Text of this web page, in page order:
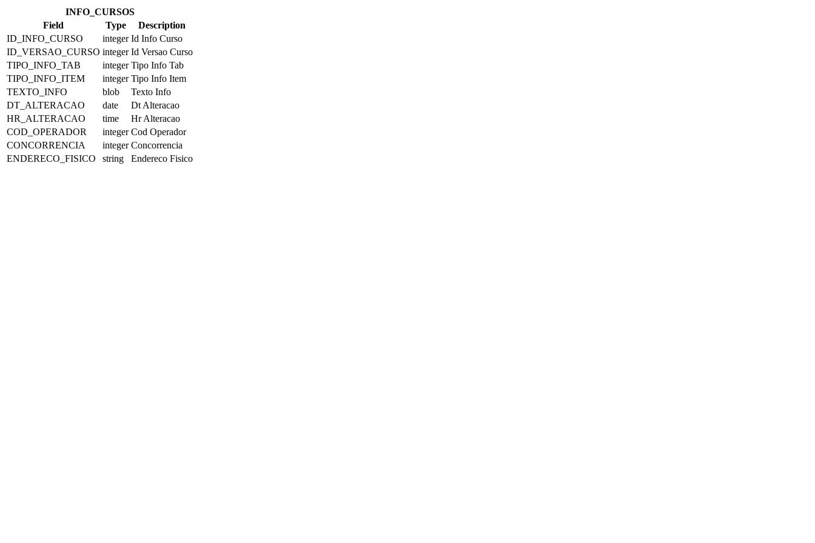
INFO_CURSOS
Field
Type
Description
ID_INFO_CURSO
integer Id Info Curso
ID_VERSAO_CURSO integer Id Versao Curso
TIPO_INFO_TAB
integer Tipo Info Tab
TIPO_INFO_ITEM
integer Tipo Info Item
TEXTO_INFO
blob
Texto Info
DT_ALTERACAO
date
Dt Alteracao
HR_ALTERACAO
time
Hr Alteracao
COD_OPERADOR
integer Cod Operador
CONCORRENCIA
integer Concorrencia
ENDERECO_FISICO
string Endereco Fisico